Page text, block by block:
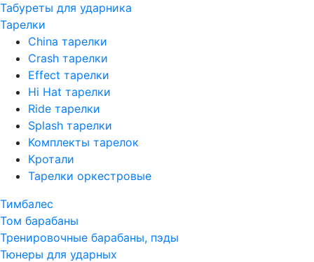
Табуреты для ударника
Тарелки
China тарелки
Crash тарелки
Effect тарелки
Hi Hat тарелки
Ride тарелки
Splash тарелки
Комплекты тарелок
Кротали
Тарелки оркестровые
Тимбалес
Том барабаны
Тренировочные барабаны, пэды
Тюнеры для ударных